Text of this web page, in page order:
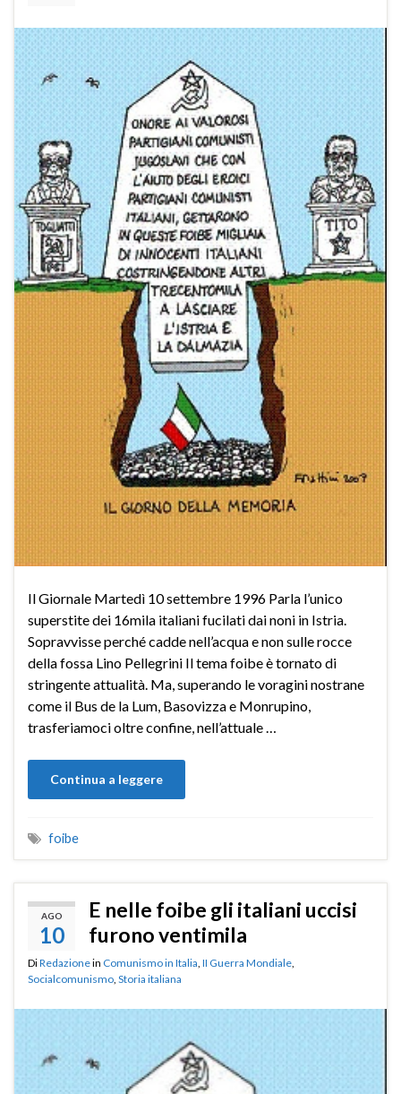
Il Giornale Martedì 10 settembre 1996 Parla l’unico
superstite dei 16mila italiani fucilati dai noni in Istria.
Sopravvisse perché cadde nell’acqua e non sulle rocce
della fossa Lino Pellegrini Il tema foibe è tornato di
stringente attualità. Ma, superando le voragini nostrane
come il Bus de la Lum, Basovizza e Monrupino,
trasferiamoci oltre confine, nell’attuale …
Continua a leggere
foibe
AGO
10
E nelle foibe gli italiani uccisi
furono ventimila
DiRedazionein Comunismo in Italia, II Guerra Mondiale,
Socialcomunismo, Storia italiana